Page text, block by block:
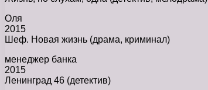
Оля
2015
Шеф. Новая жизнь (драма, криминал)
менеджер банка
2015
Ленинград 46 (детектив)